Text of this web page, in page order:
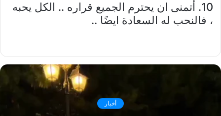
10. أتمنى ان يحترم الجميع قراره .. الكل يحبه
، فالنحب له السعادة ايضًا ..
أخبار